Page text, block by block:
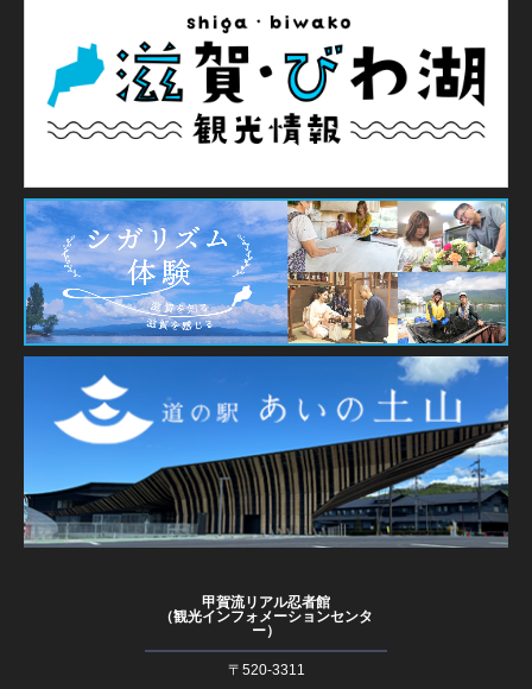
甲賀流リアル忍者館
（観光インフォメーションセンタ
ー）
〒520-3311